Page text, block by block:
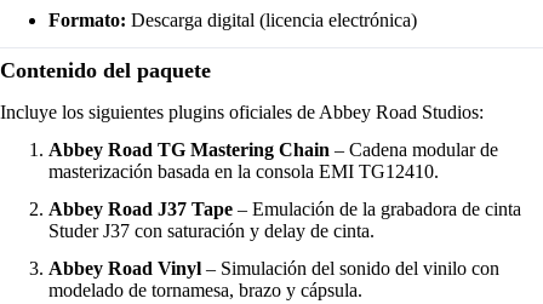
Formato: Descarga digital (licencia electrónica)
Contenido del paquete
Incluye los siguientes plugins oficiales de Abbey Road Studios:
Abbey Road TG Mastering Chain – Cadena modular de
masterización basada en la consola EMI TG12410.
Abbey Road J37 Tape – Emulación de la grabadora de cinta
Studer J37 con saturación y delay de cinta.
Abbey Road Vinyl – Simulación del sonido del vinilo con
modelado de tornamesa, brazo y cápsula.